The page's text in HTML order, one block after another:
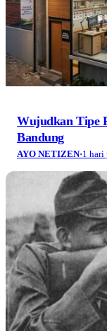
Wujudkan Tipe
Bandung
AYO NETIZEN·1 hari